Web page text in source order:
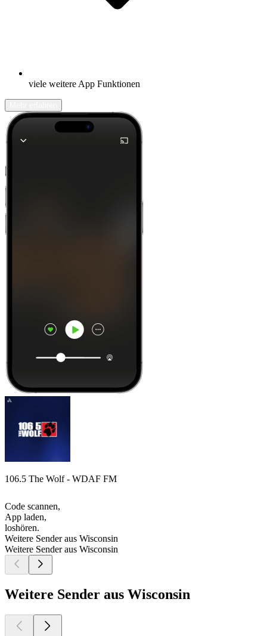
viele weitere App Funktionen
106.5 The Wolf - WDAF FM
Code scannen,
App laden,
loshören.
Weitere Sender aus Wisconsin
Weitere Sender aus Wisconsin
Weitere Sender aus Wisconsin